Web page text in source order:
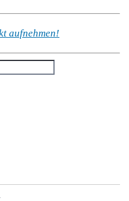
aufnehmen!